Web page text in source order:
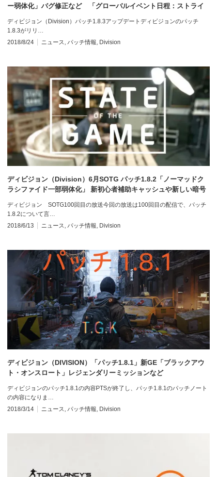
ー弱体化」バグ修正など 「グローバルイベント日程：ストライ
ディビジョン（Division）パッチ1.8.3アップデートディビジョンのパッチ
1.8.3がリリ…
2018/8/24
ニュース パッチ情報 Division
ディビジョン（Division）6月SOTG パッチ1.8.2「ノーマッドク
ラシファイド一部弱体化」 新初心者補助キャッシュや新しい暗号
ディビジョン SOTG100回目の放送今回の放送は100回目の配信で、パッチ
1.8.2について言…
2018/6/13
ニュース パッチ情報 Division
ディビジョン（DIVISION）「パッチ1.8.1」新GE「ブラックアウ
ト・オンスロート」レジェンダリーミッションなど
ディビジョンのパッチ1.8.1の内容PTSが終了し、パッチ1.8.1のパッチノート
の内容になりま…
2018/3/14
ニュース, パッチ情報, Division